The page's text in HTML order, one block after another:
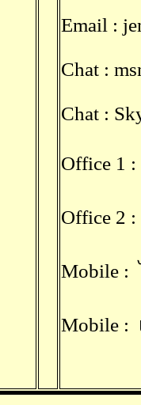
Email :
Chat :
Chat :
Office 1
Office 2
Mobile :
Mobile :